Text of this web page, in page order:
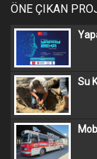
ÖNE ÇIKAN
Su